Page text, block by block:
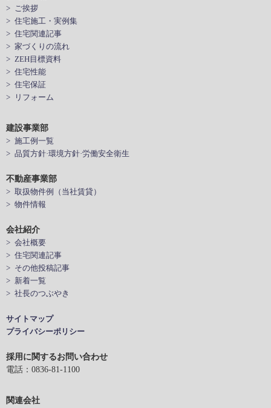
> ご挨拶
> 住宅施工・実例集
> 住宅関連記事
> 家づくりの流れ
> ZEH目標資料
> 住宅性能
> 住宅保証
> リフォーム
建設事業部
> 施工例一覧
> 品質方針·環境方針·労働安全衛生
不動産事業部
> 取扱物件例（当社賃貸）
> 物件情報
会社紹介
> 会社概要
> 住宅関連記事
> その他投稿記事
> 新着一覧
> 社長のつぶやき
サイトマップ
プライバシーポリシー
採用に関するお問い合わせ
電話：0836-81-1100
関連会社